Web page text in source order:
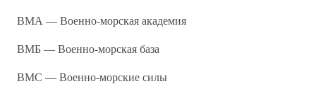
ВМА — Военно-морская академия
ВМБ — Военно-морская база
ВМС — Военно-морские силы